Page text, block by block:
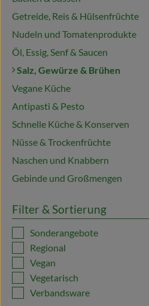
Getreide, Reis & Hülsenfrüchte
Nudeln und Tomatenprodukte
Öl, Essig, Senf & Saucen
Salz, Gewürze & Brühen
Vegane Küche
Antipasti & Pesto
Schnelle Küche & Konserven
Nüsse & Trockenfrüchte
Naschen und Knabbern
Gebinde und Großmengen
Filter & Sortierung
Sonderangebote
Regional
Vegan
Vegetarisch
Verbandsware